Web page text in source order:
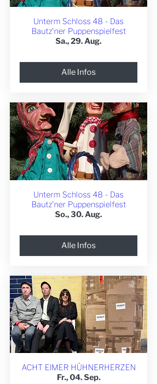
Unterm Schloss 48 - Das
Bautz'ner Puppenspielfest
Sa., 29. Aug.
Alle Infos
Unterm Schloss 48 - Das
Bautz'ner Puppenspielfest
So., 30. Aug.
Alle Infos
ACHT EIMER HÜHNERHERZEN
Fr., 04. Sep.